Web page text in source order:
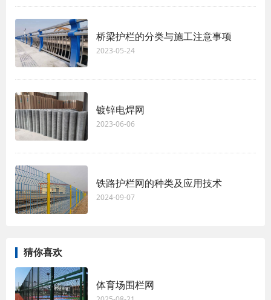
桥梁护栏的分类与施工注意事项
2023-05-24
镀锌电焊网
2023-06-06
铁路护栏网的种类及应用技术
2024-09-07
猜你喜欢
体育场围栏网